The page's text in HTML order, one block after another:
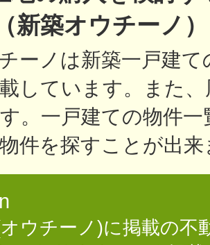
新築オウチーノ
ーノは新築一戸建
しています。また
。一戸建ての物件
件を探すことが出来
ウチーノ)に掲載の不